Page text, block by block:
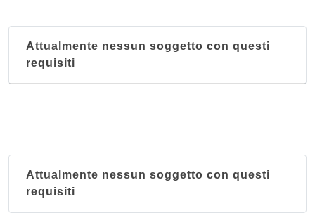
Attualmente nessun soggetto con questi
requisiti
Attualmente nessun soggetto con questi
requisiti